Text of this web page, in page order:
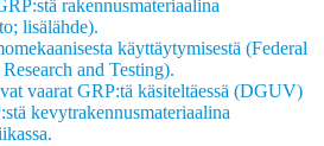
rakennusmateriaalina
lisälähde).
käyttäytymisestä (Federal
and Testing).
vaarat GRP:tä käsiteltäessä (DGUV)
kevytrakennusmateriaalina